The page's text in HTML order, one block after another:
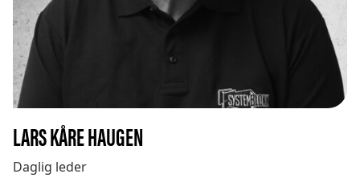
LARS KÅRE HAUGEN
Daglig leder